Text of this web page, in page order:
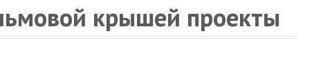
крышей проекты